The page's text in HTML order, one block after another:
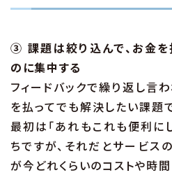
③ 課題は絞り込んで、お金
のに集中する
フィードバックで繰り返し言
を払ってでも解決したい課題で
最初は「あれもこれも便利に
ちですが、それだとサービス
が今どれくらいのコストや時